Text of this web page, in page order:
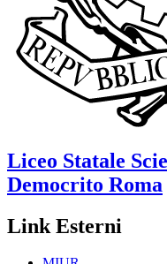
Liceo Statale
Democrito Roma
Link Esterni